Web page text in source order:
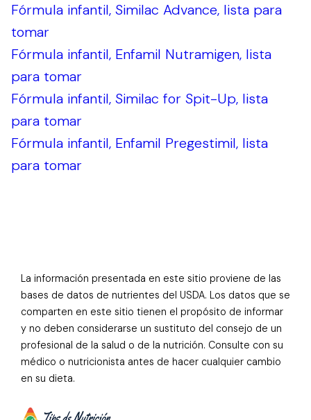
Fórmula infantil, Similac Advance, lista para
tomar
Fórmula infantil, Enfamil Nutramigen, lista
para tomar
Fórmula infantil, Similac for Spit-Up, lista
para tomar
Fórmula infantil, Enfamil Pregestimil, lista
para tomar
La información presentada en este sitio proviene de las
bases de datos de nutrientes del USDA. Los datos que se
comparten en este sitio tienen el propósito de informar
y no deben considerarse un sustituto del consejo de un
profesional de la salud o de la nutrición. Consulte con su
médico o nutricionista antes de hacer cualquier cambio
en su dieta.